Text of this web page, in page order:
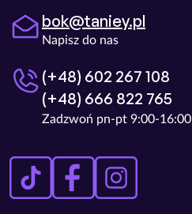
bok@taniey.pl
Napisz do nas
(+48) 602 267 108
(+48) 666 822 765
Zadzwoń pn-pt 9:00-16:00